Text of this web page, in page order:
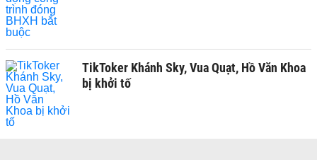
TikToker Khánh Sky, Vua Quạt, Hồ Văn Khoa
bị khởi tố